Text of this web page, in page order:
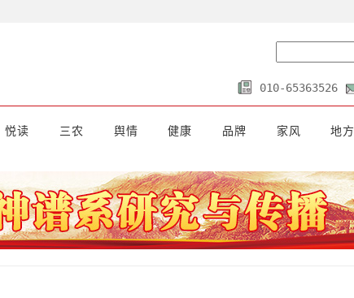
010-65363526
悦读 三农 舆情 健康 品牌 家风 地方